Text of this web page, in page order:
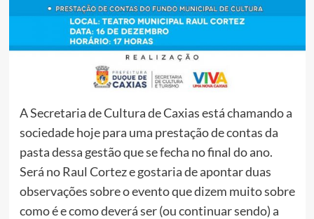
A Secretaria de Cultura de Caxias está chamando a
sociedade hoje para uma prestação de contas da
pasta dessa gestão que se fecha no final do ano.
Será no Raul Cortez e gostaria de apontar duas
observações sobre o evento que dizem muito sobre
como é e como deverá ser (ou continuar sendo) a